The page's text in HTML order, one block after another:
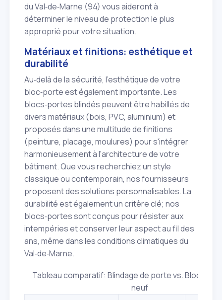
du Val‑de‑Marne (94) vous aideront à
déterminer le niveau de protection le plus
approprié pour votre situation.
Matériaux et finitions: esthétique et
durabilité
Au‑delà de la sécurité, l'esthétique de votre
bloc‑porte est également importante. Les
blocs‑portes blindés peuvent être habillés de
divers matériaux (bois, PVC, aluminium) et
proposés dans une multitude de finitions
(peinture, placage, moulures) pour s'intégrer
harmonieusement à l'architecture de votre
bâtiment. Que vous recherchiez un style
classique ou contemporain, nos fournisseurs
proposent des solutions personnalisables. La
durabilité est également un critère clé; nos
blocs‑portes sont conçus pour résister aux
intempéries et conserver leur aspect au fil des
ans, même dans les conditions climatiques du
Val‑de‑Marne.
Tableau comparatif: Blindage de porte vs.
neuf